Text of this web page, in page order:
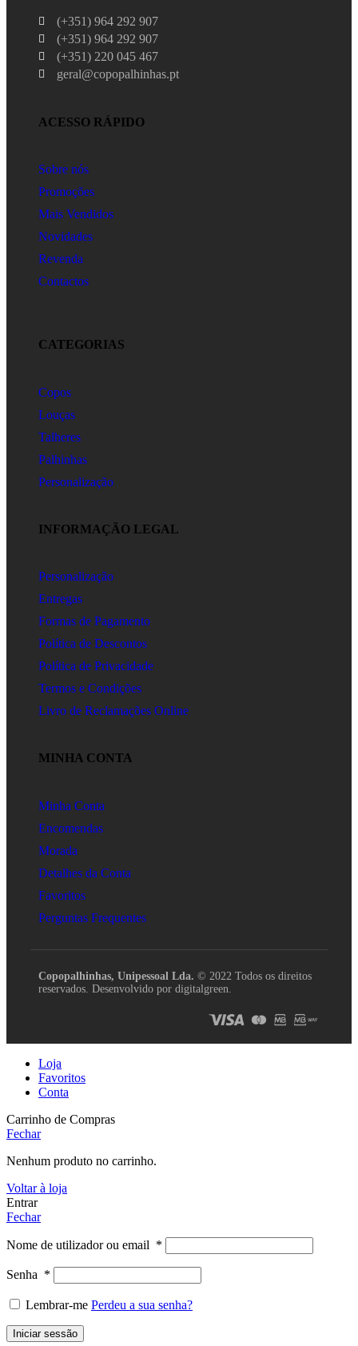
(+351) 964 292 907
(+351) 964 292 907
(+351) 220 045 467
geral@copopalhinhas.pt
ACESSO RÁPIDO
Sobre nós
Promoções
Mais Vendidos
Novidades
Revenda
Contactos
CATEGORIAS
Copos
Louças
Talheres
Palhinhas
Personalização
INFORMAÇÃO LEGAL
Personalização
Entregas
Formas de Pagamento
Política de Descontos
Política de Privacidade
Termos e Condições
Livro de Reclamações Online
MINHA CONTA
Minha Conta
Encomendas
Morada
Detalhes da Conta
Favoritos
Perguntas Frequentes
Copopalhinhas, Unipessoal Lda. © 2022 Todos os direitos
reservados. Desenvolvido por digitalgreen.
Loja
Favoritos
Conta
Carrinho de Compras
Fechar
Nenhum produto no carrinho.
Voltar à loja
Entrar
Fechar
Nome de utilizador ou email *
Senha *
Lembrar-me Perdeu a sua senha?
Iniciar sessão